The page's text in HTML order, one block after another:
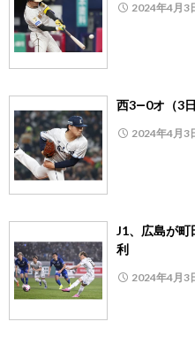
2024年4月3
西3―0オ（3
2024年4月3
J1、広島が
利
2024年4月3